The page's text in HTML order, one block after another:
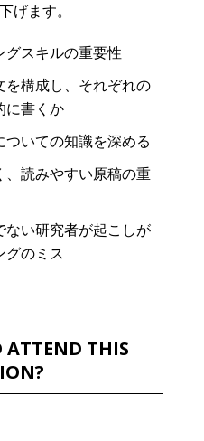
げます。
スキルの重要性
を構成し、それぞれの
に書くか
いての知識を深める
、読みやすい原稿の重
ない研究者が起こしが
グのミス
THIS